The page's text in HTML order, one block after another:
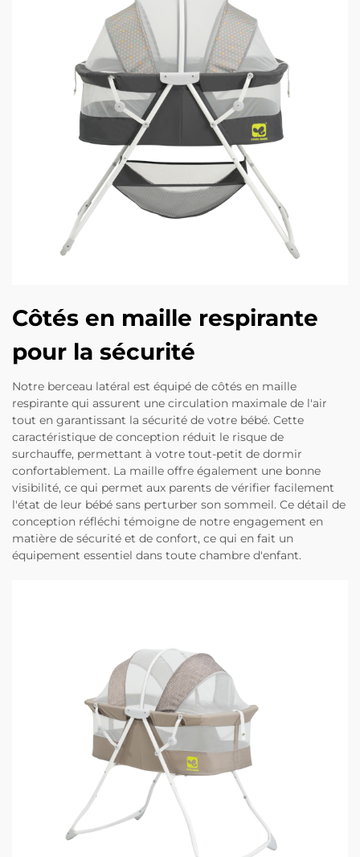
Côtés en maille respirante
pour la sécurité
Notre berceau latéral est équipé de côtés en maille
respirante qui assurent une circulation maximale de l'air
tout en garantissant la sécurité de votre bébé. Cette
caractéristique de conception réduit le risque de
surchauffe, permettant à votre tout-petit de dormir
confortablement. La maille offre également une bonne
visibilité, ce qui permet aux parents de vérifier facilement
l'état de leur bébé sans perturber son sommeil. Ce détail de
conception réfléchi témoigne de notre engagement en
matière de sécurité et de confort, ce qui en fait un
équipement essentiel dans toute chambre d'enfant.